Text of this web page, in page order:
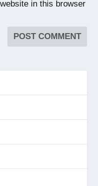
in this browser